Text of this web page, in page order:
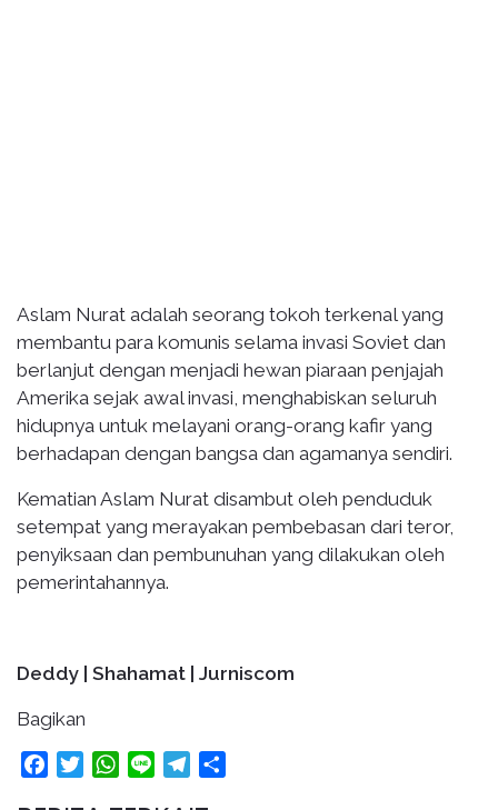
Aslam Nurat adalah seorang tokoh terkenal yang
membantu para komunis selama invasi Soviet dan
berlanjut dengan menjadi hewan piaraan penjajah
Amerika sejak awal invasi, menghabiskan seluruh
hidupnya untuk melayani orang-orang kafir yang
berhadapan dengan bangsa dan agamanya sendiri.
Kematian Aslam Nurat disambut oleh penduduk
setempat yang merayakan pembebasan dari teror,
penyiksaan dan pembunuhan yang dilakukan oleh
pemerintahannya.
Deddy | Shahamat | Jurniscom
Bagikan
FacebookTwitterWhatsApp
Line Telegram